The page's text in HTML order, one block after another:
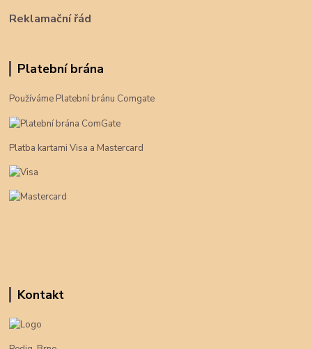
Reklamační řád
Platební brána
Používáme Platební bránu Comgate
Platba kartami Visa a Mastercard
Kontakt